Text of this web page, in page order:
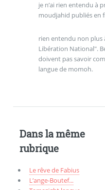
je n’ai rien entendu à
moudjahid publiés en
rien entendu non plus
Libération National".
doivent pas savoir
langue de momoh.
Dans la même
rubrique
Le rêve de Fabius
L’ange-Boutef...